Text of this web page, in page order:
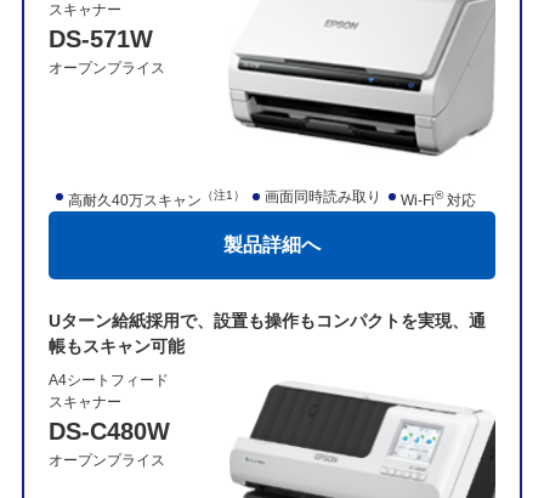
スキャナー
DS-571W
オープンプライス
高耐久40万スキャン （注1） 画面同時読み取り Wi-Fi®対応
製品詳細へ
Uターン給紙採用で、設置も操作もコンパクトを実現、通
帳もスキャン可能
A4シートフィード
スキャナー
DS-C480W
オープンプライス